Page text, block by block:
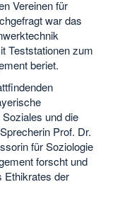
Vereinen für
war das
Teststationen zum
beriet.
und die
Prof. Dr.
für Soziologie
forscht und
Ethikrates der